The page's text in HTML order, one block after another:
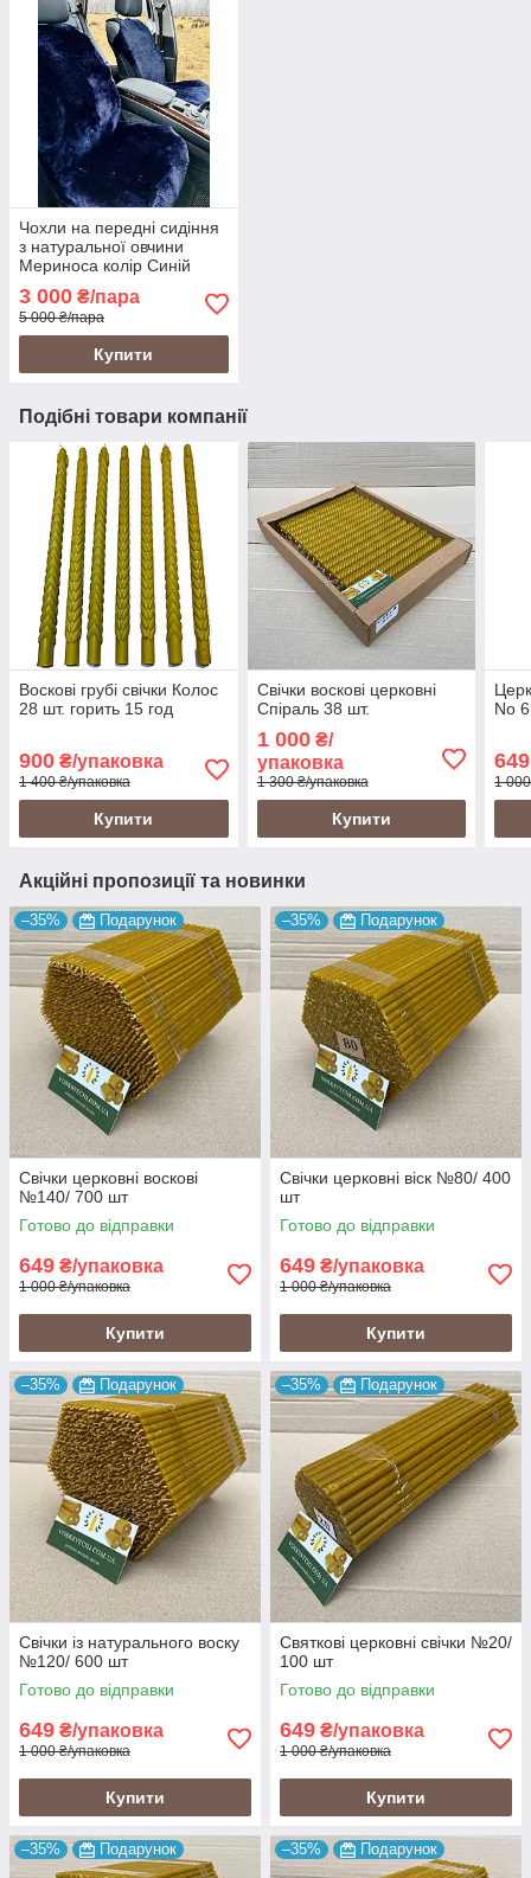
Чохли на передні сидіння
з натуральної овчини
Мериноса колір Синій
3 000 ₴/пара
5 000 ₴/пара
Купити
Подібні товари компанії
Воскові грубі свічки Колос
28 шт. горить 15 год
900 ₴/упаковка
1 400 ₴/упаковка
Купити
Свічки воскові церковні
Спіраль 38 шт.
1 000₴/
упаковка
1 300 ₴/упаковка
Купити
No
649
1
Акційні пропозиції та новинки
–35% Подарунок
Свічки церковні воскові
№140/ 700 шт
Готово до відправки
649 ₴/упаковка
1 000 ₴/упаковка
Купити
–35% Подарунок
Свічки церковні віск №80/ 400
шт
Готово до відправки
649 ₴/упаковка
1 000 ₴/упаковка
Купити
–35% Подарунок
Свічки із натурального воску
№120/ 600 шт
Готово до відправки
649 ₴/упаковка
1 000 ₴/упаковка
Купити
–35% Подарунок
Святкові церковні свічки №20/
100 шт
Готово до відправки
649 ₴/упаковка
1 000 ₴/упаковка
Купити
–35% Подарунок –35% Подарунок